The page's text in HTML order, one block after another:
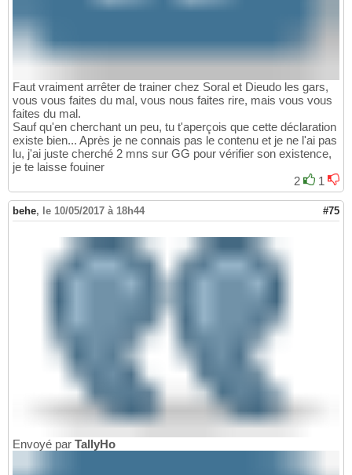
Faut vraiment arrêter de trainer chez Soral et Dieudo les gars,
vous vous faites du mal, vous nous faites rire, mais vous vous
faites du mal.
Sauf qu'en cherchant un peu, tu t'aperçois que cette déclaration
existe bien... Après je ne connais pas le contenu et je ne l'ai pas
lu, j'ai juste cherché 2 mns sur GG pour vérifier son existence,
je te laisse fouiner
2
1
behe, le 10/05/2017 à 18h44 #75
Envoyé par TallyHo